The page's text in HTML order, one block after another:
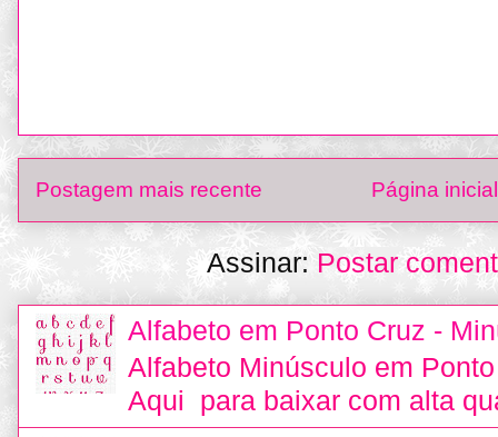
Postagem mais recente Página inicial
Assinar: Postar
Alfabeto em Ponto Cruz -
Alfabeto Minúsculo em
Aqui para baixar com alta